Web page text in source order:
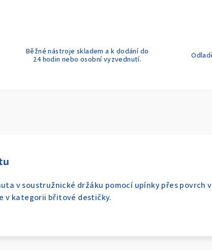
Běžné nástroje skladem a k dodání do
24 hodin nebo osobní vyzvednutí.
v soustružnické držáku pomocí upínky přes povrch
v kategorii břitové destičky.